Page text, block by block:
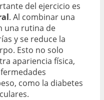
del ejercicio es
. Al combinar una
una rutina de
y se reduce la
Esto no solo
apariencia física,
como la diabetes